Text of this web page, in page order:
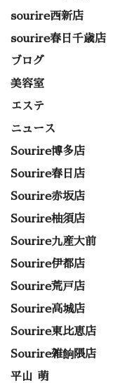
sourire西新店
sourire春日千歳店
ブログ
美容室
エステ
ニュース
Sourire博多店
Sourire春日店
Sourire赤坂店
Sourire柚須店
Sourire九産大前
Sourire伊都店
Sourire荒戸店
Sourire高城店
Sourire東比恵店
Sourire雑餉隈店
平山 萌